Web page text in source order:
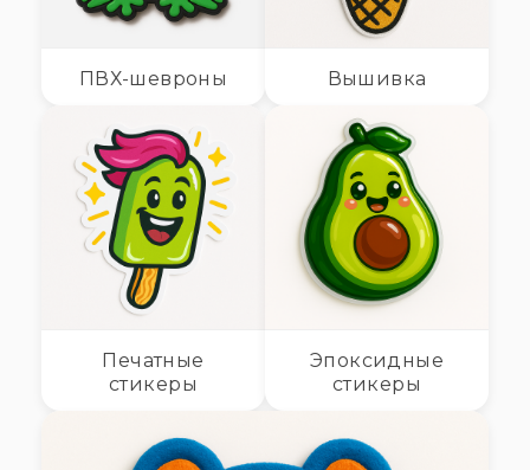
ПВХ-шевроны Вышивка
Печатные
стикеры
Эпоксидные
стикеры